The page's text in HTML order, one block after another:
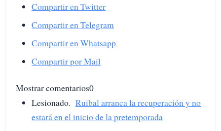
Compartir en Twitter
Compartir en Telegram
Compartir en Whatsapp
Compartir por Mail
Mostrar comentarios0
Lesionado. Ruibal arranca la recuperación y no
estará en el inicio de la pretemporada